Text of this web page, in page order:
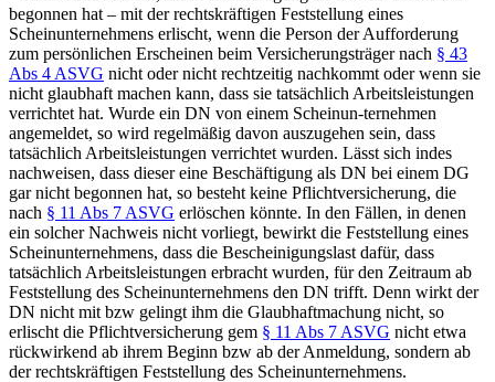
begonnen hat – mit der rechtskräftigen Feststellung eines
Scheinunternehmens erlischt, wenn die Person der Aufforderung
zum persönlichen Erscheinen beim Versicherungsträger nach § 43
Abs 4 ASVG nicht oder nicht rechtzeitig nachkommt oder wenn sie
nicht glaubhaft machen kann, dass sie tatsächlich Arbeitsleistungen
verrichtet hat. Wurde ein DN von einem Scheinun-ternehmen
angemeldet, so wird regelmäßig davon auszugehen sein, dass
tatsächlich Arbeitsleistungen verrichtet wurden. Lässt sich indes
nachweisen, dass dieser eine Beschäftigung als DN bei einem DG
gar nicht begonnen hat, so besteht keine Pflichtversicherung, die
nach § 11 Abs 7 ASVG erlöschen könnte. In den Fällen, in denen
ein solcher Nachweis nicht vorliegt, bewirkt die Feststellung eines
Scheinunternehmens, dass die Bescheinigungslast dafür, dass
tatsächlich Arbeitsleistungen erbracht wurden, für den Zeitraum ab
Feststellung des Scheinunternehmens den DN trifft. Denn wirkt der
DN nicht mit bzw gelingt ihm die Glaubhaftmachung nicht, so
erlischt die Pflichtversicherung gem § 11 Abs 7 ASVG nicht etwa
rückwirkend ab ihrem Beginn bzw ab der Anmeldung, sondern ab
der rechtskräftigen Feststellung des Scheinunternehmens.